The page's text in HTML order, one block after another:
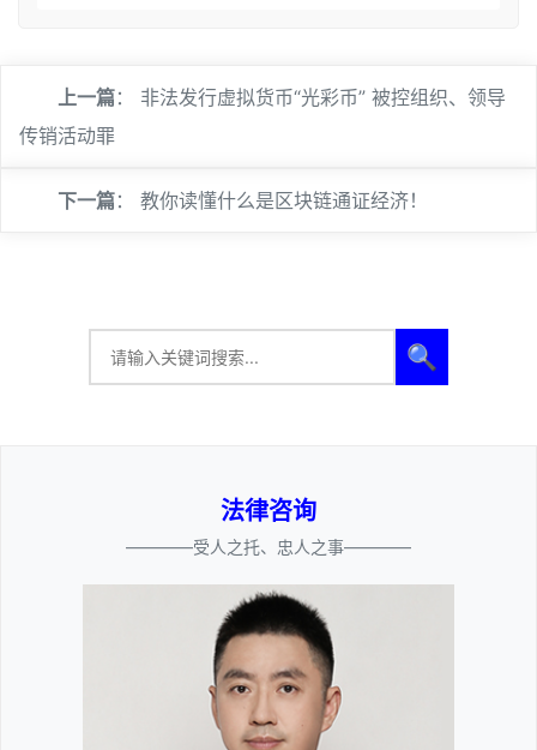
上一篇： 非法发行虚拟货币“光彩币” 被控组织、领导
传销活动罪
下一篇： 教你读懂什么是区块链通证经济！
🔍
法律咨询
————受人之托、忠人之事————